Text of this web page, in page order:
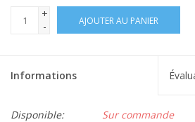
+
-
AJOUTER AU PANIER
Informations
Disponible:
Sur commande